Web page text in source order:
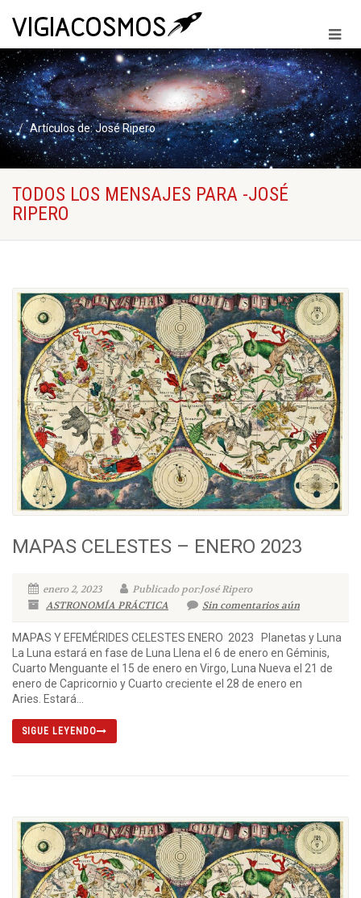
Artículos de: José Ripero
TODOS LOS MENSAJES PARA -JOSÉ
RIPERO
MAPAS CELESTES – ENERO 2023
enero 2, 2023
Publicado por:José Ripero
ASTRONOMÍA PRÁCTICA
Sin comentarios aún
MAPAS Y EFEMÉRIDES CELESTES ENERO 2023 Planetas y Luna
La Luna estará en fase de Luna Llena el 6 de enero en Géminis,
Cuarto Menguante el 15 de enero en Virgo, Luna Nueva el 21 de
enero de Capricornio y Cuarto creciente el 28 de enero en
Aries. Estará...
SIGUE LEYENDO